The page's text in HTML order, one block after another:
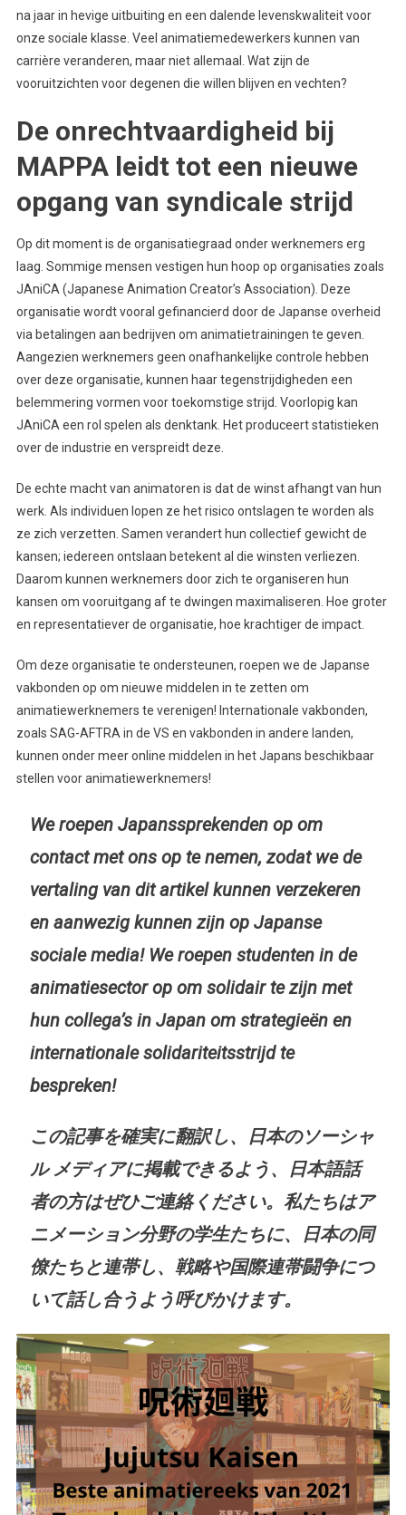
na jaar in hevige uitbuiting en een dalende levenskwaliteit voor
onze sociale klasse. Veel animatiemedewerkers kunnen van
carrière veranderen, maar niet allemaal. Wat zijn de
vooruitzichten voor degenen die willen blijven en vechten?
De onrechtvaardigheid bij
MAPPA leidt tot een nieuwe
opgang van syndicale strijd
Op dit moment is de organisatiegraad onder werknemers erg
laag. Sommige mensen vestigen hun hoop op organisaties zoals
JAniCA (Japanese Animation Creator’s Association). Deze
organisatie wordt vooral gefinancierd door de Japanse overheid
via betalingen aan bedrijven om animatietrainingen te geven.
Aangezien werknemers geen onafhankelijke controle hebben
over deze organisatie, kunnen haar tegenstrijdigheden een
belemmering vormen voor toekomstige strijd. Voorlopig kan
JAniCA een rol spelen als denktank. Het produceert statistieken
over de industrie en verspreidt deze.
De echte macht van animatoren is dat de winst afhangt van hun
werk. Als individuen lopen ze het risico ontslagen te worden als
ze zich verzetten. Samen verandert hun collectief gewicht de
kansen; iedereen ontslaan betekent al die winsten verliezen.
Daarom kunnen werknemers door zich te organiseren hun
kansen om vooruitgang af te dwingen maximaliseren. Hoe groter
en representatiever de organisatie, hoe krachtiger de impact.
Om deze organisatie te ondersteunen, roepen we de Japanse
vakbonden op om nieuwe middelen in te zetten om
animatiewerknemers te verenigen! Internationale vakbonden,
zoals SAG-AFTRA in de VS en vakbonden in andere landen,
kunnen onder meer online middelen in het Japans beschikbaar
stellen voor animatiewerknemers!
We roepen Japanssprekenden op om
contact met ons op te nemen, zodat we de
vertaling van dit artikel kunnen verzekeren
en aanwezig kunnen zijn op Japanse
sociale media! We roepen studenten in de
animatiesector op om solidair te zijn met
hun collega’s in Japan om strategieën en
internationale solidariteitsstrijd te
bespreken!
この記事を確実に翻訳し、日本のソーシャ
ル メディアに掲載できるよう、日本語話
者の方はぜひご連絡ください。私たちはア
ニメーション分野の学生たちに、日本の同
僚たちと連帯し、戦略や国際連帯闘争につ
いて話し合うよう呼びかけます。